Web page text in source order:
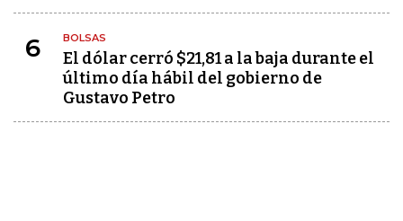
6 BOLSAS
El dólar cerró $21,81 a la baja durante el
último día hábil del gobierno de
Gustavo Petro